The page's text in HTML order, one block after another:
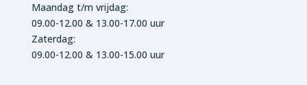
Maandag t/m vrijdag:
09.00-12.00 & 13.00-17.00 uur
Zaterdag:
09.00-12.00 & 13.00-15.00 uur